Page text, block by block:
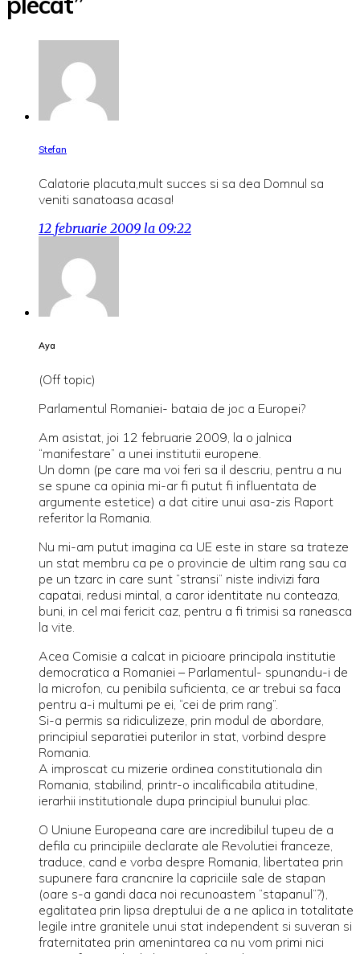
Stefan
Calatorie placuta,mult succes si sa dea Domnul sa
veniti sanatoasa acasa!
12 februarie 2009 la 09:22
Aya
(Off topic)
Parlamentul Romaniei- bataia de joc a Europei?
Am asistat, joi 12 februarie 2009, la o jalnica
“manifestare” a unei institutii europene.
Un domn (pe care ma voi feri sa il descriu, pentru a nu
se spune ca opinia mi-ar fi putut fi influentata de
argumente estetice) a dat citire unui asa-zis Raport
referitor la Romania.
Nu mi-am putut imagina ca UE este in stare sa trateze
un stat membru ca pe o provincie de ultim rang sau ca
pe un tzarc in care sunt “stransi” niste indivizi fara
capatai, redusi mintal, a caror identitate nu conteaza,
buni, in cel mai fericit caz, pentru a fi trimisi sa raneasca
la vite.
Acea Comisie a calcat in picioare principala institutie
democratica a Romaniei – Parlamentul- spunandu-i de
la microfon, cu penibila suficienta, ce ar trebui sa faca
pentru a-i multumi pe ei, “cei de prim rang”.
Si-a permis sa ridiculizeze, prin modul de abordare,
principiul separatiei puterilor in stat, vorbind despre
Romania.
A improscat cu mizerie ordinea constitutionala din
Romania, stabilind, printr-o incalificabila atitudine,
ierarhii institutionale dupa principiul bunului plac.
O Uniune Europeana care are incredibilul tupeu de a
defila cu principiile declarate ale Revolutiei franceze,
traduce, cand e vorba despre Romania, libertatea prin
supunere fara crancnire la capriciile sale de stapan
(oare s-a gandi daca noi recunoastem “stapanul”?),
egalitatea prin lipsa dreptului de a ne aplica in totalitate
legile intre granitele unui stat independent si suveran si
fraternitatea prin amenintarea ca nu vom primi nici